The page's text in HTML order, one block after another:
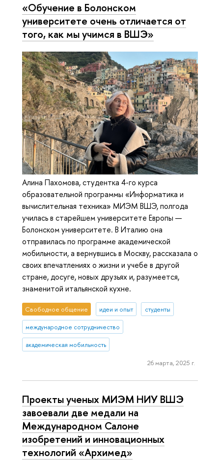
«Обучение в Болонском
университете очень отличается от
того, как мы учимся в ВШЭ»
Алина Пахомова, студентка 4-го курса
образовательной программы «Информатика и
вычислительная техника» МИЭМ ВШЭ, полгода
училась в старейшем университете Европы —
Болонском университете. В Италию она
отправилась по программе академической
мобильности, а вернувшись в Москву, рассказала о
своих впечатлениях о жизни и учебе в другой
стране, досуге, новых друзьях и, разумеется,
знаменитой итальянской кухне.
Свободное общение идеи и опыт студенты
международное сотрудничество
академическая мобильность
26 марта, 2025 г.
Проекты ученых МИЭМ НИУ ВШЭ
завоевали две медали на
Международном Салоне
изобретений и инновационных
технологий «Архимед»